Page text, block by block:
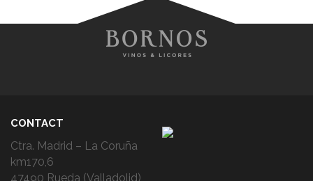
CONTACT
Ctra. Madrid – La Coruña
km170,6
47490 Rueda (Valladolid)